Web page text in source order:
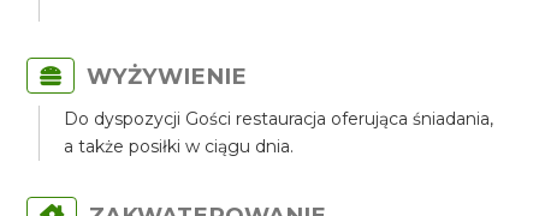
WYŻYWIENIE
Do dyspozycji Gości restauracja oferująca śniadania,
a także posiłki w ciągu dnia.